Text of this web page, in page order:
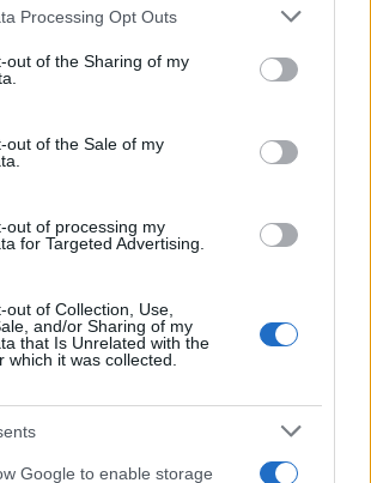
Processing Opt Outs
out of the Sharing of my
out of the Sale of my
out of processing my
for Targeted Advertising.
out of Collection, Use,
and/or Sharing of my
that Is Unrelated with the
which it was collected.
Google to enable storage
forse no, stanno sulla brezza
i fornai? E Jovanotti, sempre così
il sol del pomeriggio e
di certe questioni secondarie
non sarebbe socialista e
a finire:
dal Pd a 5 Stelle non abbiano